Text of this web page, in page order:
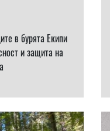
в бурята Екипи
и защита на